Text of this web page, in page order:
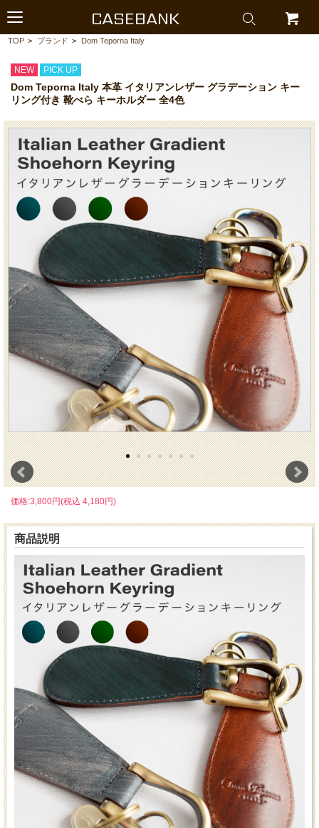
CASEBANK
TOP > ブランド > Dom Teporna Italy
NEW PICK UP
Dom Teporna Italy 本革 イタリアンレザー グラデーション キー
リング付き 靴べら キーホルダー 全4色
価格:3,800円(税込 4,180円)
商品説明